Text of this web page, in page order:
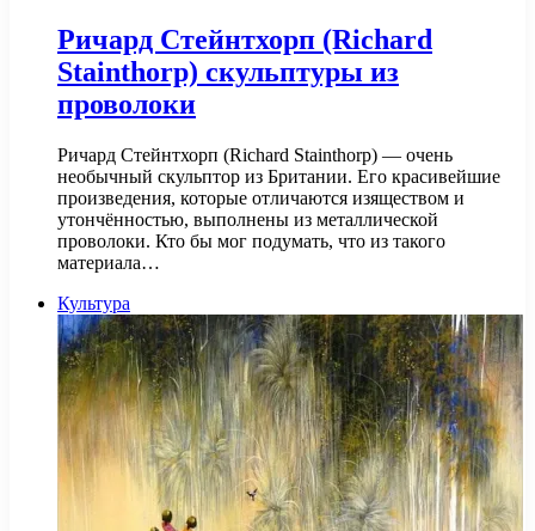
Ричард Стейнтхорп (Richard
Stainthorp) скульптуры из
проволоки
Ричард Стейнтхорп (Richard Stainthorp) — очень
необычный скульптор из Британии. Его красивейшие
произведения, которые отличаются изяществом и
утончённостью, выполнены из металлической
проволоки. Кто бы мог подумать, что из такого
материала…
Культура